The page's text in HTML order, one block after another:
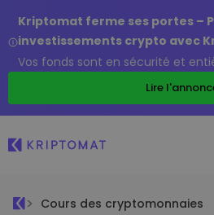
Kriptomat ferme ses portes –
investissements crypto avec
Vos fonds sont en sécurité et
Lire
Cours des cryptomonnaies